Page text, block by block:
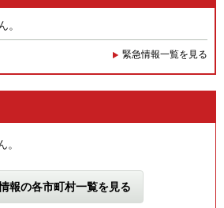
。
緊急情報一覧を見る
。
報の各市町村一覧を見る